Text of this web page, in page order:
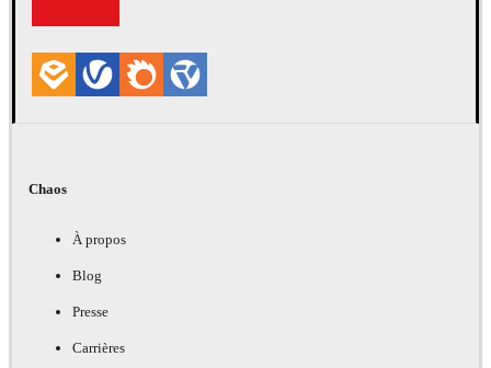
Chaos
À propos
Blog
Presse
Carrières